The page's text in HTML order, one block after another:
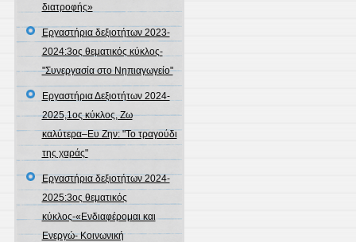
διατροφής»
Εργαστήρια δεξιοτήτων 2023-
2024:3ος θεματικός κύκλος-
"Συνεργασία στο Νηπιαγωγείο"
Εργαστήρια Δεξιοτήτων 2024-
2025,1ος κύκλος, Ζω
καλύτερα–Ευ Ζην: "Το τραγούδι
της χαράς"
Εργαστήρια δεξιοτήτων 2024-
2025:3ος θεματικός
κύκλος-«Ενδιαφέρομαι και
Ενεργώ- Κοινωνική